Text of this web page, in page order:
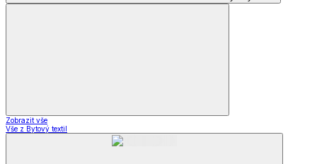
Zobrazit vše
Vše z Bytový textil